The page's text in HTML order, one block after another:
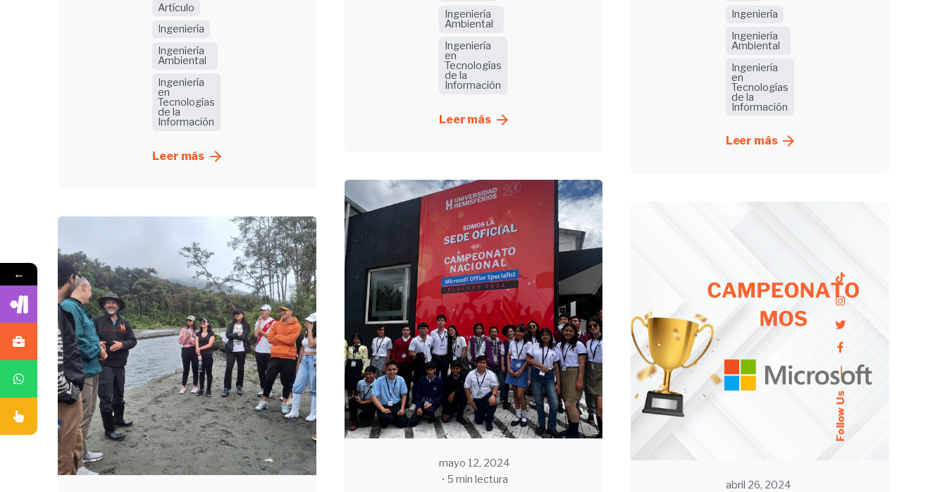
Follow Us
—
Artículo
Ingeniería
Ingeniería
Ambiental
Ingeniería
en
Tecnologías
de la
Información
Leer más
Ingeniería
Ambiental
Ingeniería
en
Tecnologías
de la
Información
Leer más
Ingeniería
Ingeniería
Ambiental
Ingeniería
en
Tecnologías
de la
Información
Leer más
Enviado
por
UHE
Enviado
por
UHE
mayo 12, 2024
5 min lectura
UHE
abril 26, 2024
←